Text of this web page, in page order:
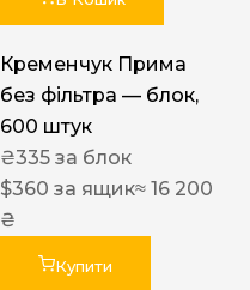
Кременчук Прима
без фільтра — блок,
600 штук
₴335 за блок
$360 за ящик≈ 16 200
₴
Купити